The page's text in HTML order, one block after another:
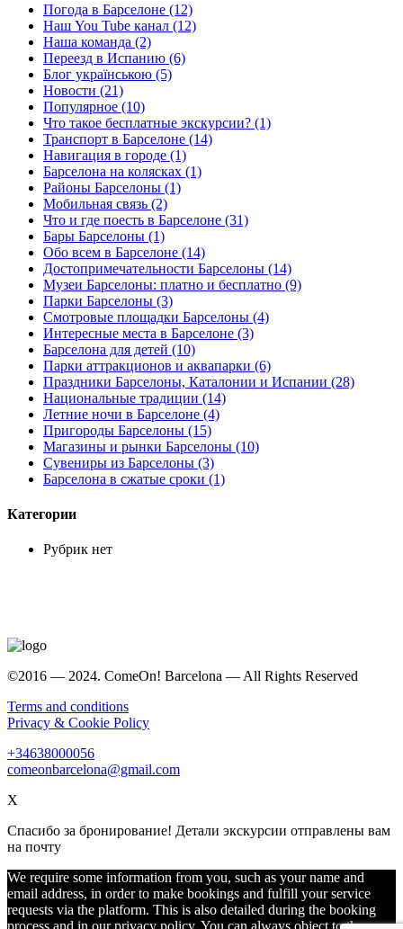
Погода в Барселоне (12)
Наш You Tube канал (12)
Наша команда (2)
Переезд в Испанию (6)
Блог українською (5)
Новости (21)
Популярное (10)
Что такое бесплатные экскурсии? (1)
Транспорт в Барселоне (14)
Навигация в городе (1)
Барселона на колясках (1)
Районы Барселоны (1)
Мобильная связь (2)
Что и где поесть в Барселоне (31)
Бары Барселоны (1)
Обо всем в Барселоне (14)
Достопримечательности Барселоны (14)
Музеи Барселоны: платно и бесплатно (9)
Парки Барселоны (3)
Смотровые площадки Барселоны (4)
Интересные места в Барселоне (3)
Барселона для детей (10)
Парки аттракционов и аквапарки (6)
Праздники Барселоны, Каталонии и Испании (28)
Национальные традиции (14)
Летние ночи в Барселоне (4)
Пригороды Барселоны (15)
Магазины и рынки Барселоны (10)
Сувениры из Барселоны (3)
Барселона в сжатые сроки (1)
Категории
Рубрик нет
©2016 — 2024. ComeOn! Barcelona — All Rights Reserved
Terms and conditions
Privacy & Cookie Policy
+34638000056
comeonbarcelona@gmail.com
X
Спасибо за бронирование! Детали экскурсии отправлены вам
на почту
We require some information from you, such as your name and
email address, in order to make bookings and fulfill your service
requests via the platform. This is also detailed during the booking